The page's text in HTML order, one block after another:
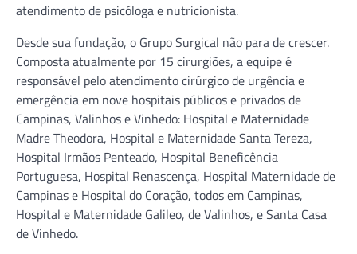
atendimento de psicóloga e nutricionista.
Desde sua fundação, o Grupo Surgical não para de crescer.
Composta atualmente por 15 cirurgiões, a equipe é
responsável pelo atendimento cirúrgico de urgência e
emergência em nove hospitais públicos e privados de
Campinas, Valinhos e Vinhedo: Hospital e Maternidade
Madre Theodora, Hospital e Maternidade Santa Tereza,
Hospital Irmãos Penteado, Hospital Beneficência
Portuguesa, Hospital Renascença, Hospital Maternidade de
Campinas e Hospital do Coração, todos em Campinas,
Hospital e Maternidade Galileo, de Valinhos, e Santa Casa
de Vinhedo.